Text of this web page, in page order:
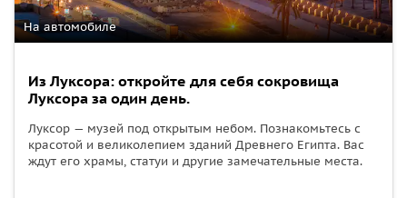
На автомобиле
Из Луксора: откройте для себя сокровища
Луксора за один день.
Луксор — музей под открытым небом. Познакомьтесь с
красотой и великолепием зданий Древнего Египта. Вас
ждут его храмы, статуи и другие замечательные места.